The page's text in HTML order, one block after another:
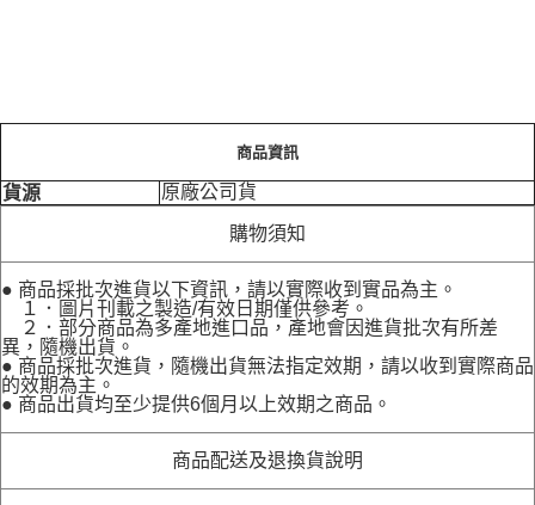
商品資訊
貨源 原廠公司貨
購物須知
● 商品採批次進貨以下資訊，請以實際收到實品為主。
１．圖片刊載之製造/有效日期僅供參考。
２．部分商品為多產地進口品，產地會因進貨批次有所差
異，隨機出貨。
● 商品採批次進貨，隨機出貨無法指定效期，請以收到實際商品
的效期為主。
● 商品出貨均至少提供6個月以上效期之商品。
商品配送及退換貨說明